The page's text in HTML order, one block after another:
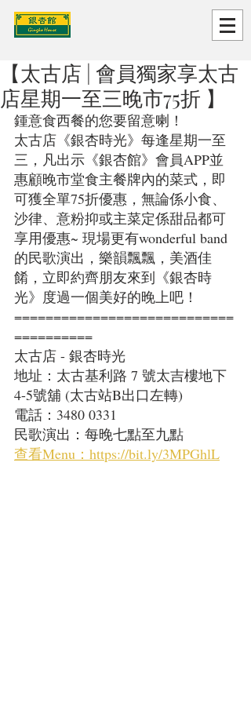
【太古店 | 會員獨家享太古
店星期一至三晚市75折 】
鍾意食西餐的您要留意喇！
太古店《銀杏時光》每逢星期一至
三，凡出示《銀杏館》會員APP並
惠顧晚市堂食主餐牌內的菜式，即
可獲全單75折優惠，無論係小食、
沙律、意粉抑或主菜定係甜品都可
享用優惠~ 現場更有wonderful band
的民歌演出，樂韻飄飄，美酒佳
餚，立即約齊朋友來到《銀杏時
光》度過一個美好的晚上吧！
============================
==========
太古店 - 銀杏時光
地址：太古基利路 7 號太吉樓地下
4-5號舖 (太古站B出口左轉)
電話：3480 0331
民歌演出：每晚七點至九點
查看Menu：https://bit.ly/3MPGhlL